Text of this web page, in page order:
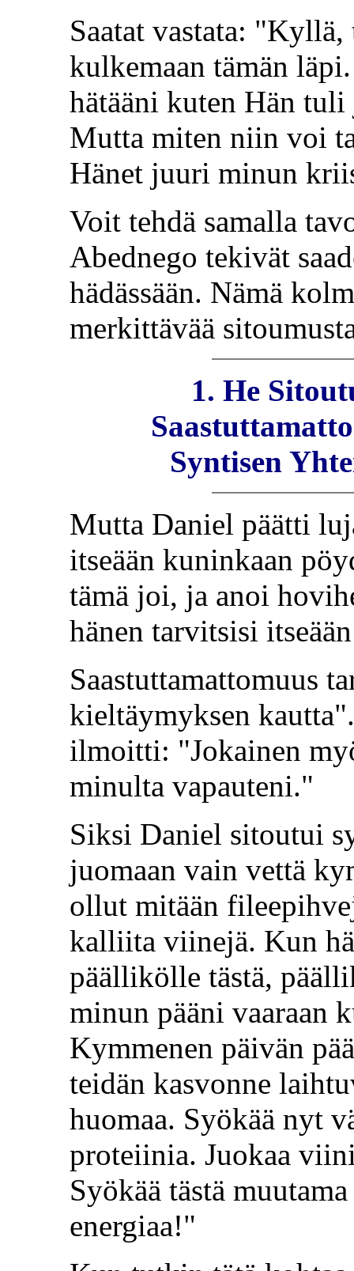
Saatat vastata:
kulkemaan tämän
hätääni kuten Hän tuli
Mutta miten niin voi
Hänet juuri minun
Voit tehdä samalla
Abednego tekivät
hädässään. Nämä
merkittävää
1. He
Syntisen
Mutta Daniel päätti
itseään kuninkaan
tämä joi, ja anoi
hänen tarvitsisi
Saastuttamattomuus
kieltäymyksen
ilmoitti: "Jokainen
minulta vapauteni."
Siksi Daniel sitoutui
juomaan vain vettä
ollut mitään
kalliita viinejä. Kun
päällikölle tästä,
minun pääni vaaraan
Kymmenen päivän
teidän kasvonne
huomaa. Syökää nyt
proteiinia. Juokaa
Syökää tästä
energiaa!"